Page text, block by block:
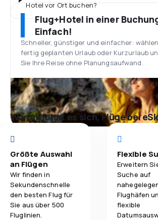
Hotel vor Ort buchen?
Flug+Hotel in einer
Einfach!
Schneller, günstiger und einfacher:
fertig geplanten Urlaub oder Kurzurlaub
Sie Ihre Reise ohne Planungsaufwand.
Warum lohnt es sich, Flüge bei
Größte Auswahl
an Flügen
Wir finden in
Sekundenschnelle
den besten Flug für
Sie aus über 500
Fluglinien.
Flexible
Erweitern
Suche auf
Flughäfen
flexible